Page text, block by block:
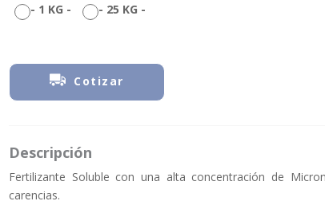
- 1 KG - - 25 KG -
Cotizar
Descripción
Fertilizante Soluble con una alta concentración de
carencias.